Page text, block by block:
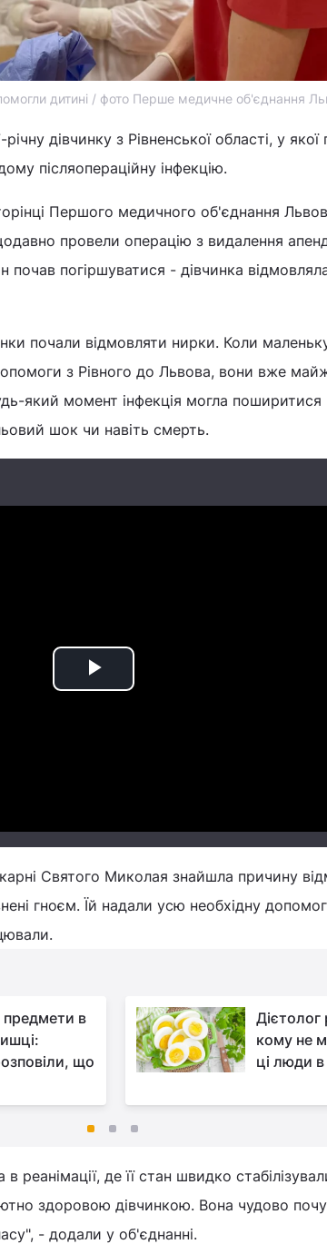
дитині / фото Перше медичне об'єднання
річну дівчинку з Рівненської області, у якої
післяопераційну інфекцію.
Першого медичного об'єднання
провели операцію з видалення
почав погіршуватися - дівчинка
почали відмовляти нирки. Коли
з Рівного до Львова, вони вже
який момент інфекція могла
шок чи навіть смерть.
Play
Святого Миколая знайшла причину
гноєм. Їй надали усю необхідну
предмети в
що
Дієтолог
кому не
ці люди в
в реанімації, де її стан швидко
здоровою дівчинкою. Вона чудово
- додали у об'єднанні.